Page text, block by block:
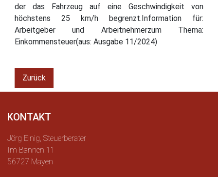
der das Fahrzeug auf eine Geschwindigkeit von
höchstens 25 km/h begrenzt.Information für:
Arbeitgeber und Arbeitnehmerzum Thema:
Einkommensteuer(aus: Ausgabe 11/2024)
Zurück
KONTAKT
Jörg Einig, Steuerberater
Im Bannen 11
56727 Mayen